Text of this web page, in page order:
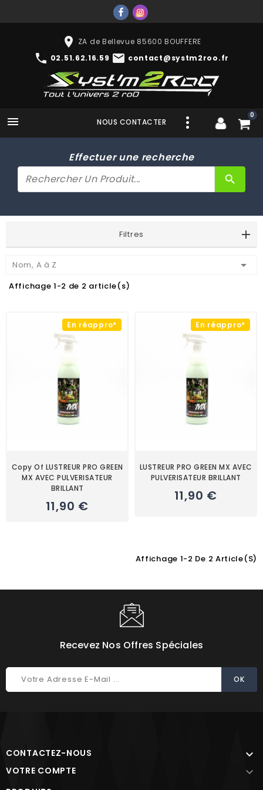
place ZA de Bellevue 85600 BOUFFERE
phone 02.51.62.16.59 mail contact@systm2roo.fr
 0
NOUS CONTACTER
Effectuer une recherche
search
Filtres
Nom, A à Z 
Affichage 1-2 de 2 article(s)
En réappro*
Copy Of LUSTREUR PRO GREEN
MX AVEC PULVERISATEUR
BRILLANT
11,90 €
En réappro*
LUSTREUR PRO GREEN MX AVEC
PULVERISATEUR BRILLANT
11,90 €
Affichage 1-2 De 2 Article(s)
Recevez Nos Offres Spéciales
CONTACTEZ-NOUS 
VOTRE COMPTE 